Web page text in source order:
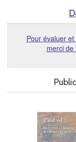
Pour évaluer
merci de